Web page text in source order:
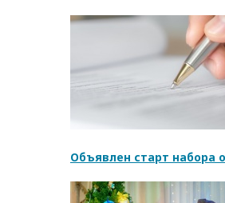
Объявлен старт набора